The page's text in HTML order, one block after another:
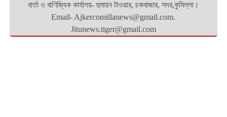
বার্তা ও বাণিজ্যিক কার্যালয়- হুমায়ন টাওয়ার, চকবাজার, সদর,কুমিল্লা।
Email- Ajkercomillanews@gmail.com.
Jitunews.tiger@gmail.com